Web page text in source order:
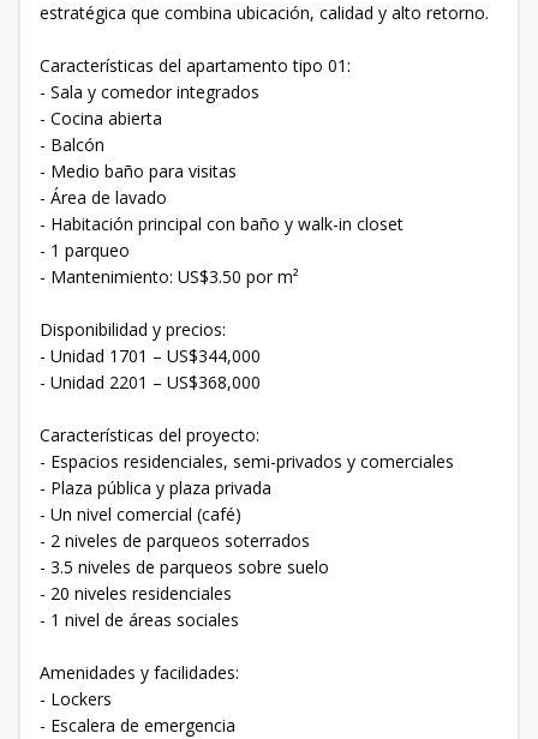
estratégica que combina ubicación, calidad y alto retorno.
Características del apartamento tipo 01:
- Sala y comedor integrados
- Cocina abierta
- Balcón
- Medio baño para visitas
- Área de lavado
- Habitación principal con baño y walk-in closet
- 1 parqueo
- Mantenimiento: US$3.50 por m²
Disponibilidad y precios:
- Unidad 1701 – US$344,000
- Unidad 2201 – US$368,000
Características del proyecto:
- Espacios residenciales, semi-privados y comerciales
- Plaza pública y plaza privada
- Un nivel comercial (café)
- 2 niveles de parqueos soterrados
- 3.5 niveles de parqueos sobre suelo
- 20 niveles residenciales
- 1 nivel de áreas sociales
Amenidades y facilidades:
- Lockers
- Escalera de emergencia